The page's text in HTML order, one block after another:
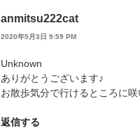
anmitsu222cat
2020年5月3日 9:59 PM
Unknown
ありがとうございます♪
お散歩気分で行けるところに
返信する